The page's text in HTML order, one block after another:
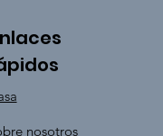
nosotros